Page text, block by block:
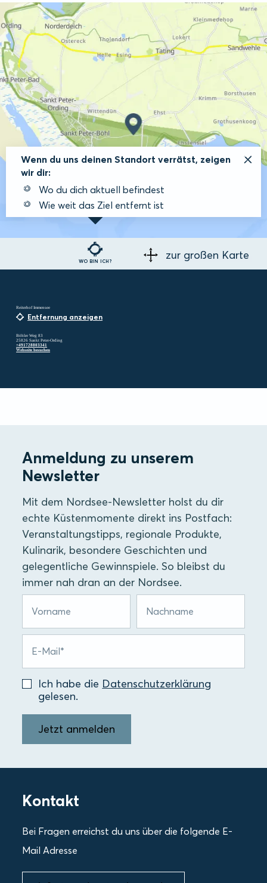
WO BIN ICH?
Wenn du uns deinen Standort verrätst, zeigen
wir dir:
Wo du dich aktuell befindest
Wie weit das Ziel entfernt ist
zur großen Karte
Reiterhof Immensee
Entfernung anzeigen
Böhler Weg 83
25826 Sankt Peter-Ording
+491728803341
Webseite besuchen
Anmeldung zu unserem
Newsletter
Mit dem Nordsee-Newsletter holst du dir
echte Küstenmomente direkt ins Postfach:
Veranstaltungstipps, regionale Produkte,
Kulinarik, besondere Geschichten und
gelegentliche Gewinnspiele. So bleibst du
immer nah dran an der Nordsee.
Ich habe die Datenschutzerklärung
gelesen.
Jetzt anmelden
Kontakt
Bei Fragen erreichst du uns über die folgende E-
Mail Adresse